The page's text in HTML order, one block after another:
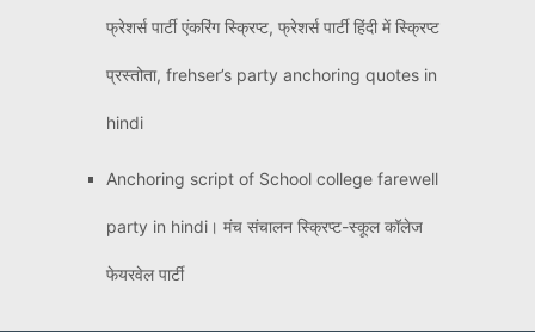
फ्रेशर्स पार्टी एंकरिंग स्क्रिप्ट, फ्रेशर्स पार्टी हिंदी में स्क्रिप्ट
प्रस्तोता, frehser’s party anchoring quotes in
hindi
Anchoring script of School college farewell
party in hindi। मंच संचालन स्क्रिप्ट-स्कूल कॉलेज
फेयरवेल पार्टी